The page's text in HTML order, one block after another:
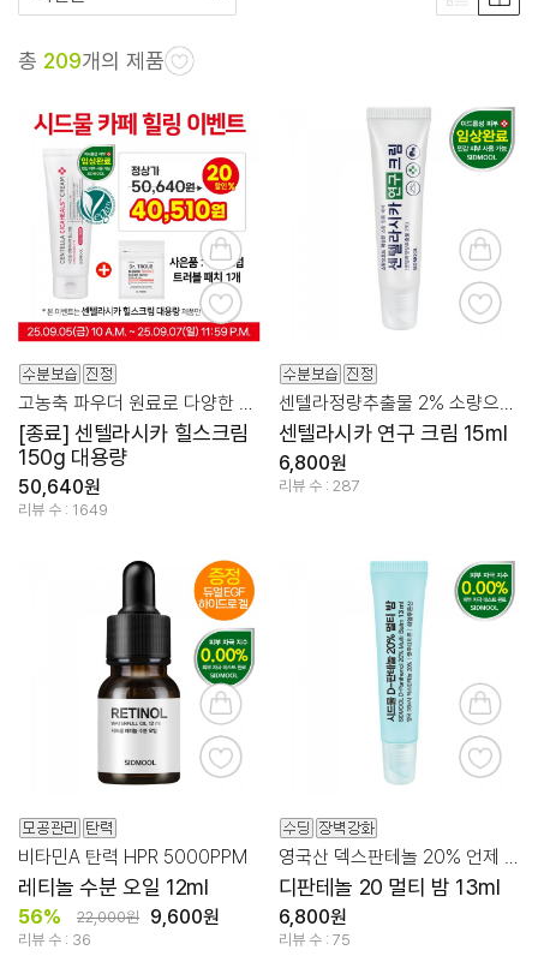
총 209개의 제품
[종료] 센텔라시카 힐스크림
150g 대용량
50,640원
리뷰 수 : 1649
센텔라시카 연구 크림 15ml
6,800원
리뷰 수 : 287
비타민A 탄력 HPR 5000PPM
레티놀 수분 오일 12ml
56% 22,000원 9,600원
리뷰 수 : 36
디판테놀 20 멀티 밤 13ml
6,800원
리뷰 수 : 75